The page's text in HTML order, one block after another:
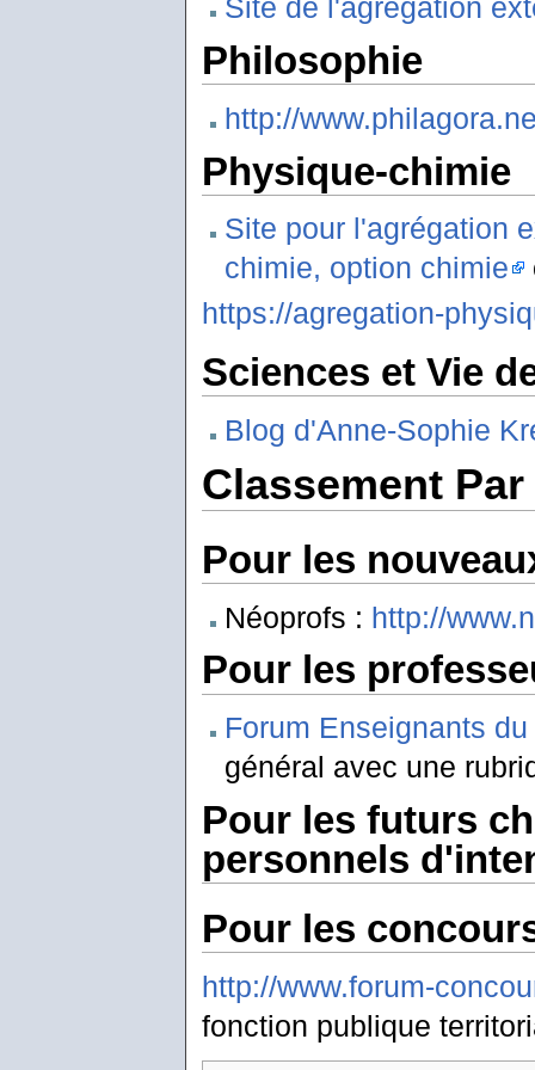
Site de l'agrégation
Philosophie
http://
Physique-chimie
Site pour l'agrégation
chimie, option chimie
https://agregation-
Sciences et Vie
Blog d'Anne-Sophie
Classement
Pour les
Néoprofs : http://
Pour les
Forum Enseignants
général avec une
Pour les futurs
personnels
Pour les
http://www.forum-
fonction publique